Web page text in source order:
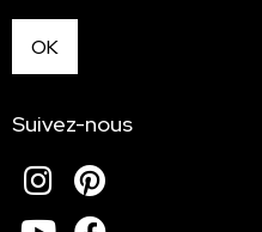
Suivez-nous
Instagram
Pinterest